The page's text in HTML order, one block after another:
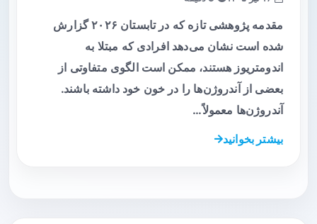
مقدمه پژوهشی تازه که در تابستان ۲۰۲۶ گزارش
شده است نشان می‌دهد افرادی که مبتلا به
اندومتریوز هستند، ممکن است الگوی متفاوتی از
بعضی از آندروژن‌ها را در خون خود داشته باشند.
آندروژن‌ها معمولاً…
بیشتر بخوانید